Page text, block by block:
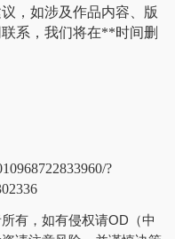
，如涉及作品内容、版
系，我们将在**时间删
?
有，如有侵权请OD（中